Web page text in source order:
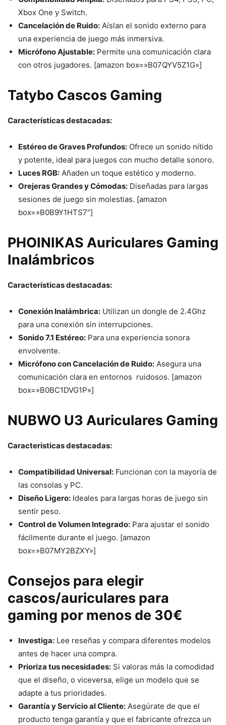
Xbox One y Switch.
Cancelación de Ruido: Aíslan el sonido externo para
una experiencia de juego más inmersiva.
Micrófono Ajustable: Permite una comunicación clara
con otros jugadores. [amazon box=»B07QYV5Z1G»]
Tatybo Cascos Gaming
Características destacadas:
Estéreo de Graves Profundos: Ofrece un sonido nítido
y potente, ideal para juegos con mucho detalle sonoro.
Luces RGB: Añaden un toque estético y moderno.
Orejeras Grandes y Cómodas: Diseñadas para largas
sesiones de juego sin molestias. [amazon
box=»B0B9Y1HTS7″]
PHOINIKAS Auriculares Gaming
Inalámbricos
Características destacadas:
Conexión Inalámbrica: Utilizan un dongle de 2.4Ghz
para una conexión sin interrupciones.
Sonido 7.1 Estéreo: Para una experiencia sonora
envolvente.
Micrófono con Cancelación de Ruido: Asegura una
comunicación clara en entornos ruidosos. [amazon
box=»B0BC1DVG1P»]
NUBWO U3 Auriculares Gaming
Características destacadas:
Compatibilidad Universal: Funcionan con la mayoría de
las consolas y PC.
Diseño Ligero: Ideales para largas horas de juego sin
sentir peso.
Control de Volumen Integrado: Para ajustar el sonido
fácilmente durante el juego. [amazon
box=»B07MY2BZXY»]
Consejos para elegir
cascos/auriculares para
gaming por menos de 30€
Investiga: Lee reseñas y compara diferentes modelos
antes de hacer una compra.
Prioriza tus necesidades: Si valoras más la comodidad
que el diseño, o viceversa, elige un modelo que se
adapte a tus prioridades.
Garantía y Servicio al Cliente: Asegúrate de que el
producto tenga garantía y que el fabricante ofrezca un